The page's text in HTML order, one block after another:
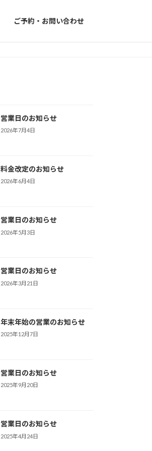
ご予約・お問い合わせ
営業日のお知らせ
2026年7月4日
料金改定のお知らせ
2026年6月4日
営業日のお知らせ
2026年5月3日
営業日のお知らせ
2026年3月21日
年末年始の営業のお知らせ
2025年12月7日
営業日のお知らせ
2025年9月20日
営業日のお知らせ
2025年4月24日